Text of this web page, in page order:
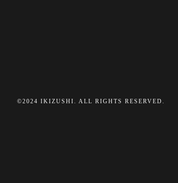
©2024 IKIZUSHI. ALL RIGHTS RESERVED.